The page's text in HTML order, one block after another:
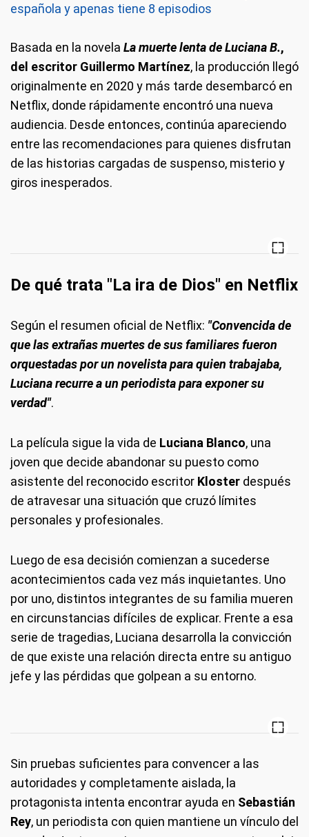
española y apenas tiene 8 episodios
Basada en la novela La muerte lenta de Luciana B.,
del escritor Guillermo Martínez, la producción llegó
originalmente en 2020 y más tarde desembarcó en
Netflix, donde rápidamente encontró una nueva
audiencia. Desde entonces, continúa apareciendo
entre las recomendaciones para quienes disfrutan
de las historias cargadas de suspenso, misterio y
giros inesperados.
De qué trata "La ira de Dios" en Netflix
Según el resumen oficial de Netflix: "Convencida de
que las extrañas muertes de sus familiares fueron
orquestadas por un novelista para quien trabajaba,
Luciana recurre a un periodista para exponer su
verdad".
La película sigue la vida de Luciana Blanco, una
joven que decide abandonar su puesto como
asistente del reconocido escritor Kloster después
de atravesar una situación que cruzó límites
personales y profesionales.
Luego de esa decisión comienzan a sucederse
acontecimientos cada vez más inquietantes. Uno
por uno, distintos integrantes de su familia mueren
en circunstancias difíciles de explicar. Frente a esa
serie de tragedias, Luciana desarrolla la convicción
de que existe una relación directa entre su antiguo
jefe y las pérdidas que golpean a su entorno.
Sin pruebas suficientes para convencer a las
autoridades y completamente aislada, la
protagonista intenta encontrar ayuda en Sebastián
Rey, un periodista con quien mantiene un vínculo del